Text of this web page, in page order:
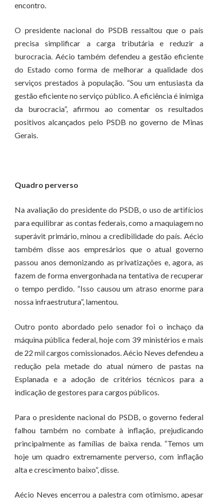
encontro.
O presidente nacional do PSDB ressaltou que o país
precisa simplificar a carga tributária e reduzir a
burocracia. Aécio também defendeu a gestão eficiente
do Estado como forma de melhorar a qualidade dos
serviços prestados à população. “Sou um entusiasta da
gestão eficiente no serviço público. A eficiência é inimiga
da burocracia”, afirmou ao comentar os resultados
positivos alcançados pelo PSDB no governo de Minas
Gerais.
Quadro perverso
Na avaliação do presidente do PSDB, o uso de artifícios
para equilibrar as contas federais, como a maquiagem no
superávit primário, minou a credibilidade do país. Aécio
também disse aos empresários que o atual governo
passou anos demonizando as privatizações e, agora, as
fazem de forma envergonhada na tentativa de recuperar
o tempo perdido. “Isso causou um atraso enorme para
nossa infraestrutura”, lamentou.
Outro ponto abordado pelo senador foi o inchaço da
máquina pública federal, hoje com 39 ministérios e mais
de 22 mil cargos comissionados. Aécio Neves defendeu a
redução pela metade do atual número de pastas na
Esplanada e a adoção de critérios técnicos para a
indicação de gestores para cargos públicos.
Para o presidente nacional do PSDB, o governo federal
falhou também no combate à inflação, prejudicando
principalmente as famílias de baixa renda. “Temos um
hoje um quadro extremamente perverso, com inflação
alta e crescimento baixo”, disse.
Aécio Neves encerrou a palestra com otimismo, apesar